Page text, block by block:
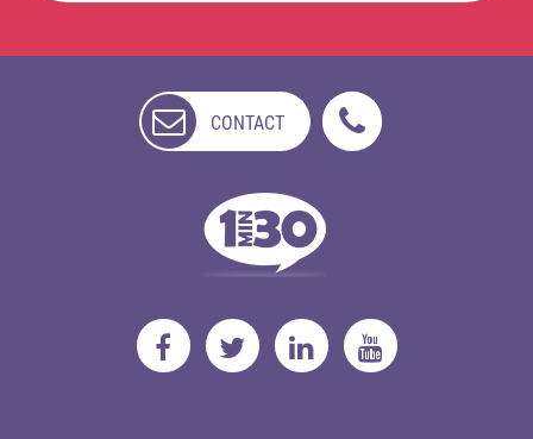
CONTACT
DISPONIBLE